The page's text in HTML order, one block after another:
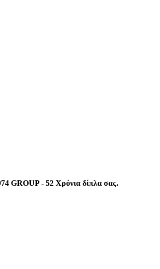
GROUP - 52 Χρόνια δίπλα σας.